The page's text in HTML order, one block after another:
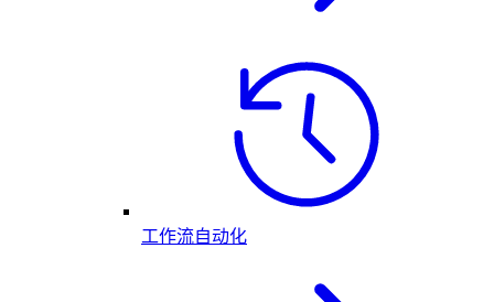
工作流自动化